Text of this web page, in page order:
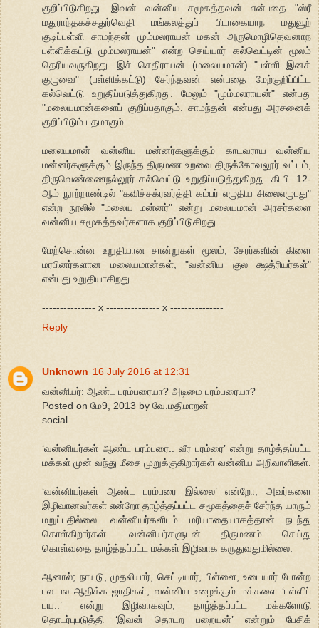
குறிப்பிடுகிறது. இவன் வன்னிய சமூகத்தவன் என்பதை "ஸ்ரீ
மதுராந்தகச்சதுர்வெதி மங்கலத்துப் பிடாகையாந மதுவூற்
குடிப்பள்ளி சாமந்தன் மும்மலராயன் மகன் அருமொழிதெவனாந
பள்ளிக்கட்டு மும்மலராயன்" என்ற செய்யார் கல்வெட்டின் மூலம்
தெரியவருகிறது. இச் செதிராயன் (மலையமான்) "பள்ளி இனக்
குழுவை" (பள்ளிக்கட்டு) சேர்ந்தவன் என்பதை மேற்குறிப்பிட்ட
கல்வெட்டு உறுதிப்படுத்துகிறது. மேலும் "மும்மலராயன்" என்பது
"மலையமான்களைப் குறிப்பதாகும். சாமந்தன் என்பது அரசனைக்
குறிப்பிடும் பதமாகும்.
மலையமான் வன்னிய மன்னர்களுக்கும் காடவராய வன்னிய
மன்னர்களுக்கும் இருந்த திருமண உறவை திருக்கோவலூர் வட்டம்,
திருவெண்ணைநல்லூர் கல்வெட்டு உறுதிப்படுத்துகிறது. கி.பி. 12-
ஆம் நூற்றாண்டில் "கவிச்சக்ரவர்த்தி கம்பர் எழுதிய சிலைஎழுபது"
என்ற நூலில் "மலைய மன்னர்" என்று மலையமான் அரசர்களை
வன்னிய சமூகத்தவர்களாக குறிப்பிடுகிறது.
மேற்சொன்ன உறுதியான சான்றுகள் மூலம், சேரர்களின் கிளை
மரபினர்களான மலையமான்கள், "வன்னிய குல க்ஷத்ரியர்கள்"
என்பது உறுதியாகிறது.
--------------- x --------------- x ---------------
Reply
Unknown 16 July 2016 at 12:31
வன்னியர்: ஆண்ட பரம்பரையா? அடிமை பரம்பரையா?
Posted on மே9, 2013 by வே.மதிமாறன்
social
‘வன்னியர்கள் ஆண்ட பரம்பரை.. வீர பரம்ரை’ என்று தாழ்த்தப்பட்ட
மக்கள் முன் வந்து மீசை முறுக்குகிறார்கள் வன்னிய அறிவாளிகள்.
‘வன்னியர்கள் ஆண்ட பரம்பரை இல்லை’ என்றோ, அவர்களை
இழிவானவர்கள் என்றோ தாழ்த்தப்பட்ட சமூகத்தைச் சேர்ந்த யாரும்
மறுப்பதில்லை. வன்னியர்களிடம் மரியாதையாகத்தான் நடந்து
கொள்கிறார்கள். வன்னியர்களுடன் திருமணம் செய்து
கொள்வதை தாழ்த்தப்பட்ட மக்கள் இழிவாக கருதுவதுமில்லை.
ஆனால்; நாயுடு, முதலியார், செட்டியார், பிள்ளை, உடையார் போன்ற
பல பல ஆதிக்க ஜாதிகள், வன்னிய உழைக்கும் மக்களை ‘பள்ளிப்
பய..’ என்று இழிவாகவும், தாழ்த்தப்பட்ட மக்களோடு
தொடர்புபடுத்தி ‘இவன் தொடற பறையன்’ என்றும் பேசிக்